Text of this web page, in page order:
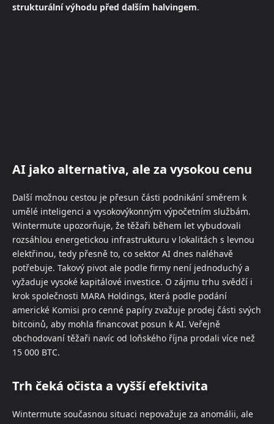
strukturální výhodu před dalším halvingem.
AI jako alternativa, ale za vysokou cenu
Další možnou cestou je přesun části podnikání směrem k
umělé inteligenci a vysokovýkonným výpočetním službám.
Wintermute upozorňuje, že těžaři během let vybudovali
rozsáhlou energetickou infrastrukturu v lokalitách s levnou
elektřinou, tedy přesně to, co sektor AI dnes naléhavě
potřebuje. Takový pivot ale podle firmy není jednoduchý a
vyžaduje vysoké kapitálové investice. O zájmu trhu svědčí i
krok společnosti MARA Holdings, která podle podání
americké Komisi pro cenné papíry zvažuje prodej části svých
bitcoinů, aby mohla financovat posun k AI. Veřejně
obchodovaní těžaři navíc od loňského října prodali více než
15 000 BTC.
Trh čeká očista a vyšší efektivita
Wintermute současnou situaci nepovažuje za anomálii, ale